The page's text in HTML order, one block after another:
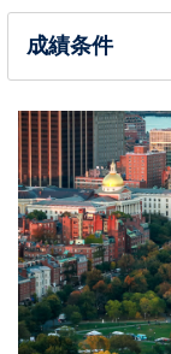
成績条件